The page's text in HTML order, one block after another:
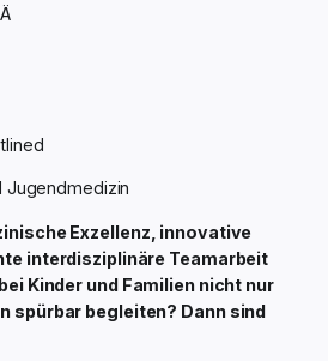
Jugendmedizin
Exzellenz, innovative
interdisziplinäre Teamarbeit
Kinder und Familien nicht nur
spürbar begleiten? Dann sind